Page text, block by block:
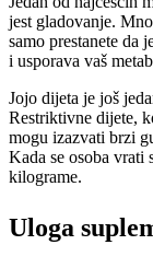
jest gladovanje.
samo prestanete da
i usporava vaš
Jojo dijeta je još
Restriktivne dijete,
mogu izazvati brzi
Kada se osoba vrati
kilograme.
Uloga